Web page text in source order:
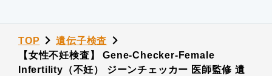
TOP
遺伝子検査
【女性不妊検査】 Gene-Checker-Female
Infertility（不妊） ジーンチェッカー 医師監修 遺